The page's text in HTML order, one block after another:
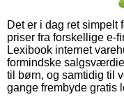
Det er i dag ret simpelt
priser fra forskellige e-
Lexibook internet
formindske
til børn, og samtidig til
gange frembyde gratis